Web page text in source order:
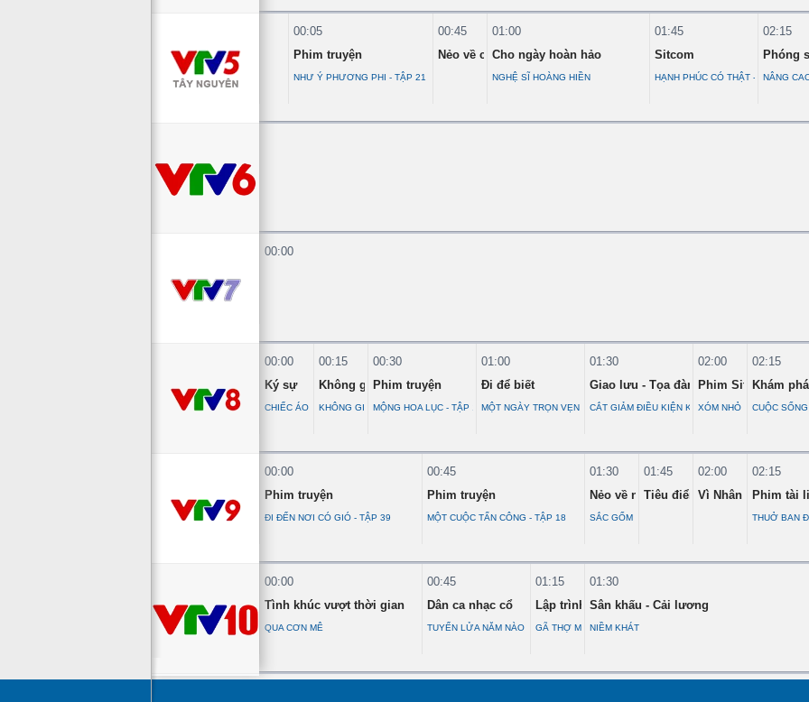
00:05
Phim truyện
NHƯ Ý PHƯƠNG PHI - TẬP 21
00:45
Nẻo về cội nguồn
01:00
Cho ngày hoàn hảo
NGHỆ SĨ HOÀNG HIỀN
01:45
Sitcom
HẠNH PHÚC CÓ THẬT - TẬP 03
02:15
Phóng
NÂNG
00:00
00:00
Ký sự
CHIẾC ÁO TRẤN THỦ
00:15
Không gian mạng
KHÔNG GIAN MẠNG
00:30
Phim truyện
MỘNG HOA LỤC - TẬP 10
01:00
Đi để biết
MỘT NGÀY TRỌN VẸN CẢM XÚC Ở ĐẢO NGỌC VỪNG
01:30
Giao lưu - Tọa đàm
CẮT GIẢM ĐIỀU KIỆN KINH DOANH THỰC CHẤT
02:00
Phim Sitcom
XÓM NHỎ CHUYỆN
02:15
Khám
CUỘC SỐNG
00:00
Phim truyện
ĐI ĐẾN NƠI CÓ GIÓ - TẬP 39
00:45
Phim truyện
MỘT CUỘC TẤN CÔNG - TẬP 18
01:30
Nẻo về nguồn cội
SẮC GỐM MƯỜNG CHANH
01:45
Tiêu điểm chính sách
02:00
Vì Nhân dân quên
02:15
Phim tài
THUỞ BAN
00:00
Tình khúc vượt thời gian
QUA CƠN MÊ
00:45
Dân ca nhạc cổ
TUYẾN LỬA NĂM NÀO
01:15
Lập trình trái tim
GÃ THỢ MÁY CÁ TÍNH - PHẦN 5
01:30
Sân khấu - Cải lương
NIỀM KHÁT